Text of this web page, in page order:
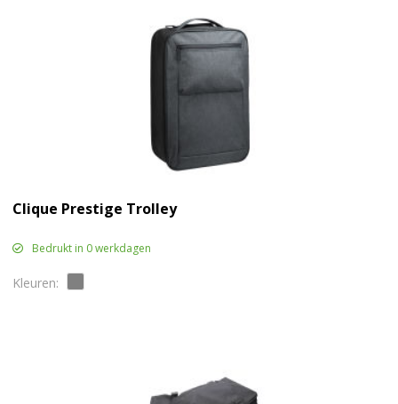
Clique Prestige Trolley
Bedrukt in 0 werkdagen